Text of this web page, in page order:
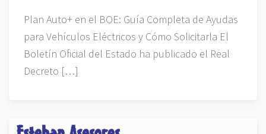
Plan Auto+ en el BOE: Guía Completa de Ayudas
para Vehículos Eléctricos y Cómo Solicitarla El
Boletín Oficial del Estado ha publicado el Real
Decreto […]